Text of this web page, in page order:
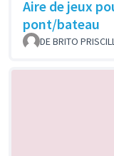
Aire de jeux
pont/bateau
DE BRITO